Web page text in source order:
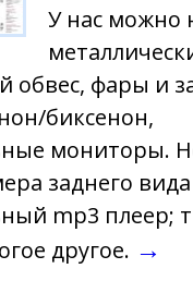
У нас можно
обвес, фары и
биксенон,
мониторы.
заднего
mp3 плеер;
другое. →